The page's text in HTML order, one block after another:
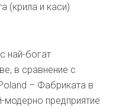
(крила и каси)
най-богат
в сравнение с
– Фабриката в
модерно предприятие